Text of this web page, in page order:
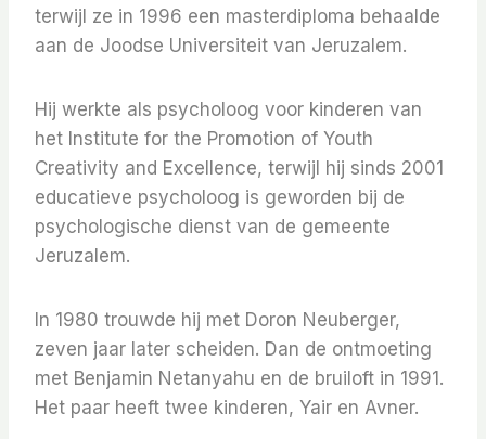
terwijl ze in 1996 een masterdiploma behaalde
aan de Joodse Universiteit van Jeruzalem.
Hij werkte als psycholoog voor kinderen van
het Institute for the Promotion of Youth
Creativity and Excellence, terwijl hij sinds 2001
educatieve psycholoog is geworden bij de
psychologische dienst van de gemeente
Jeruzalem.
In 1980 trouwde hij met Doron Neuberger,
zeven jaar later scheiden. Dan de ontmoeting
met Benjamin Netanyahu en de bruiloft in 1991.
Het paar heeft twee kinderen, Yair en Avner.